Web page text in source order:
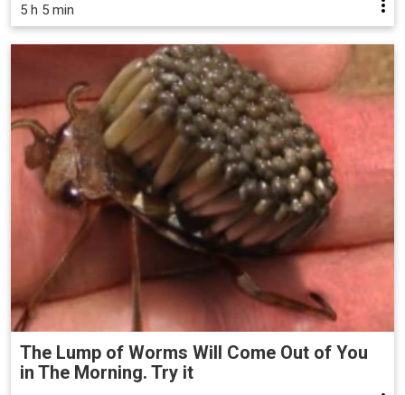
5 h 5 min
The Lump of Worms Will Come Out of You
in The Morning. Try it